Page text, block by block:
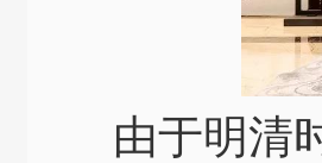
由于明清